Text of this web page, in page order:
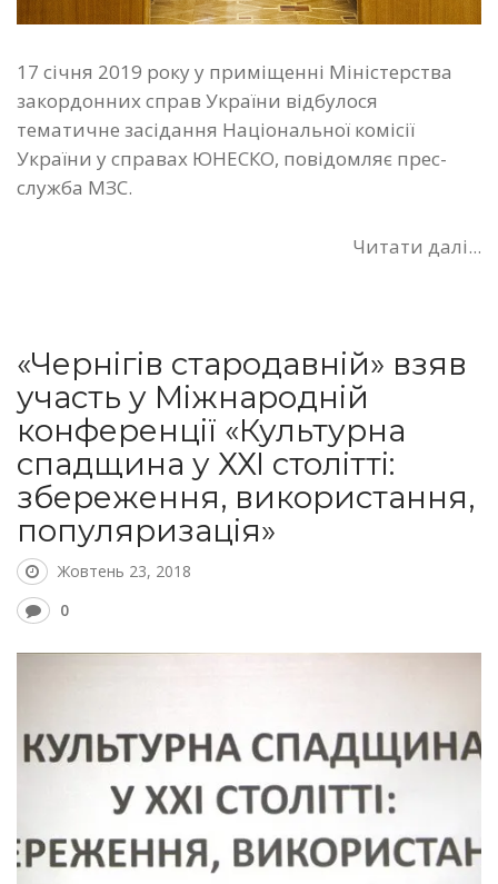
17 січня 2019 року у приміщенні Міністерства
закордонних справ України відбулося
тематичне засідання Національної комісії
України у справах ЮНЕСКО, повідомляє прес-
служба МЗС.
Читати далі...
«Чернігів стародавній» взяв
участь у Міжнародній
конференції «Культурна
спадщина у ХХІ столітті:
збереження, використання,
популяризація»
Жовтень 23, 2018
0